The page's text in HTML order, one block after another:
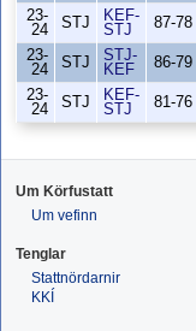
23-
24
STJ
KEF-
STJ
87-78
23-
24
STJ
STJ-
KEF
86-79
23-
24
STJ
KEF-
STJ
81-76
Um Körfustatt
Um vefinn
Tenglar
Stattnördarnir
KKÍ